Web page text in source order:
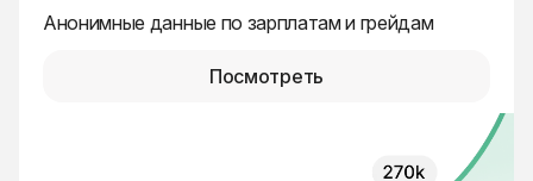
Анонимные данные по зарплатам и грейдам
Посмотреть